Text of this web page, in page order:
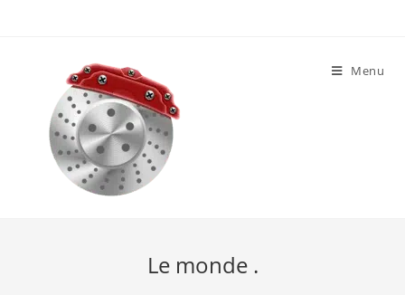
Menu
Le monde .